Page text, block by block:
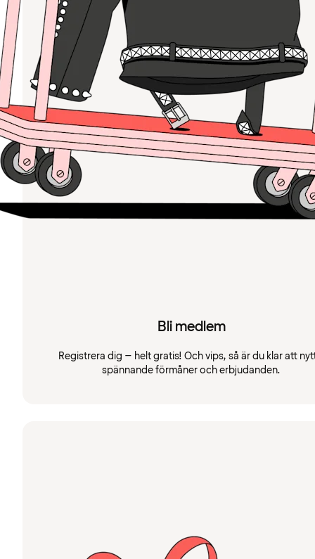
Bli medlem
Registrera dig – helt gratis! Och vips, så är du klar att
spännande förmåner och erbjudanden.